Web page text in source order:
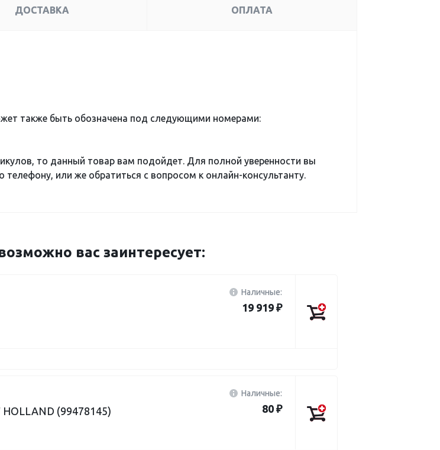
ДОСТАВКА ОПЛАТА
также быть обозначена под следующими номерами:
то данный товар вам подойдет. Для полной уверенности вы
или же обратиться с вопросом к онлайн-консультанту.
вас заинтересует:
Наличные:
19 919 ₽
(99478145)
Наличные:
80 ₽